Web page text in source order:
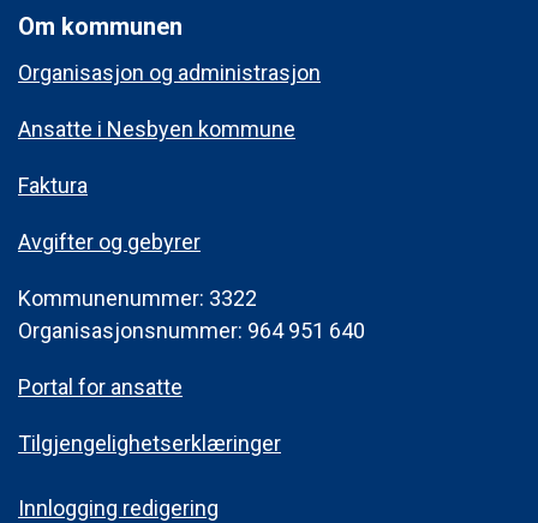
Om kommunen
Organisasjon og administrasjon
Ansatte i Nesbyen kommune
Faktura
Avgifter og gebyrer
Kommunenummer: 3322
Organisasjonsnummer: 964 951 640
Portal for ansatte
Tilgjengelighetserklæringer
Innlogging redigering